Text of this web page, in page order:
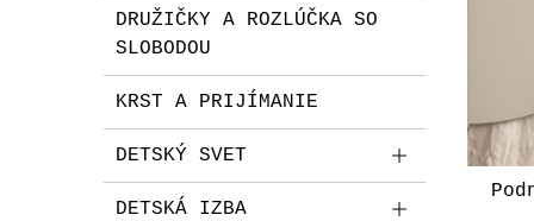
DRUŽIČKY A ROZLÚČKA SO
SLOBODOU
KRST A PRIJÍMANIE
DETSKÝ SVET
DETSKÁ IZBA